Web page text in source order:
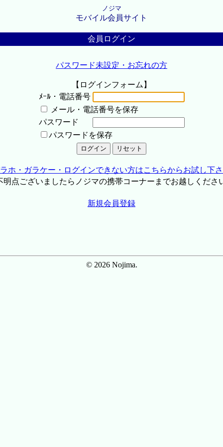
ノジマ
モバイル会員サイト
会員ログイン
パスワード未設定・お忘れの方
【ログインフォーム】
ﾒｰﾙ・電話番号
メール・電話番号を保存
パスワード
パスワードを保存
ホ・ガラケー・ログインできない方はこちらからお試し下
点ございましたらノジマの携帯コーナーまでお越しくださ
新規会員登録
© 2026 Nojima.